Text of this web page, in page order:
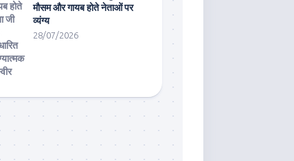
मौसम और गायब होते नेताओं पर
व्यंग्य
28/07/2026